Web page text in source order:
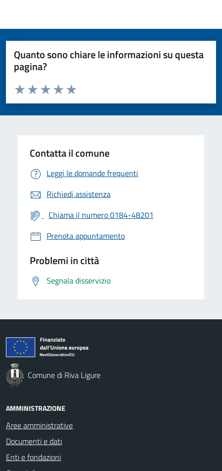
Quanto sono chiare le informazioni su questa
pagina?
Valuta da 1 a 5 stelle la pagina
Valuta 5 stelle su 5
Valuta 4 stelle su 5
Valuta 3 stelle su 5
Valuta 2 stelle su 5
Valuta 1 stelle su 5
Contatta il comune
Leggi le domande frequenti
Richiedi assistenza
Chiama il numero 0184-48201
Prenota appuntamento
Problemi in città
Segnala disservizio
Comune di Riva Ligure
AMMINISTRAZIONE
Aree amministrative
Documenti e dati
Enti e fondazioni